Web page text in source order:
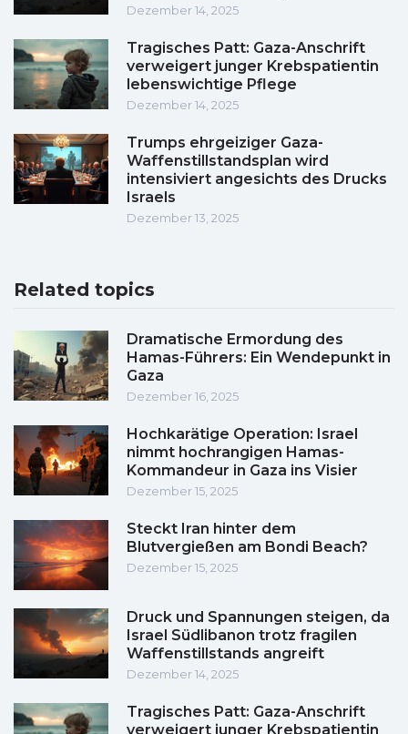
Dezember 14, 2025
Tragisches Patt: Gaza-Anschrift
verweigert junger Krebspatientin
lebenswichtige Pflege
Dezember 14, 2025
Trumps ehrgeiziger Gaza-
Waffenstillstandsplan wird
intensiviert angesichts des Drucks
Israels
Dezember 13, 2025
Related topics
Dramatische Ermordung des
Hamas-Führers: Ein Wendepunkt in
Gaza
Dezember 16, 2025
Hochkarätige Operation: Israel
nimmt hochrangigen Hamas-
Kommandeur in Gaza ins Visier
Dezember 15, 2025
Steckt Iran hinter dem
Blutvergießen am Bondi Beach?
Dezember 15, 2025
Druck und Spannungen steigen, da
Israel Südlibanon trotz fragilen
Waffenstillstands angreift
Dezember 14, 2025
Tragisches Patt: Gaza-Anschrift
verweigert junger Krebspatientin